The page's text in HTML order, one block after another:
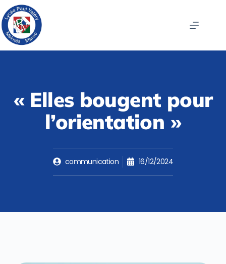
« Elles bougent pour
l’orientation »
communication 16/12/2024